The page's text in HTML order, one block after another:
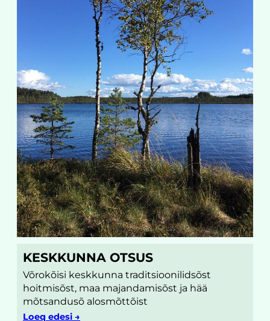
KESKKUNNA OTSUS
Võrokõisi keskkunna traditsioonilidsõst
hoitmisõst, maa majandamisõst ja hää
mõtsandusõ alosmõttõist
Loeq edesi →